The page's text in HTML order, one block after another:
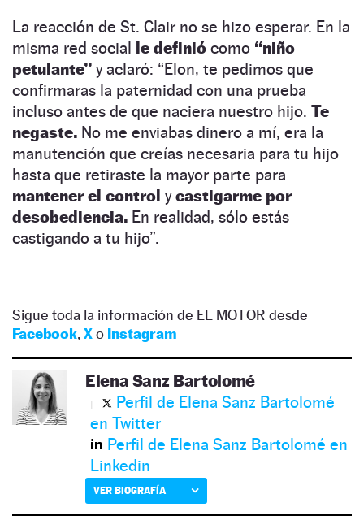
La reacción de St. Clair no se hizo esperar. En la
misma red social le definió como “niño
petulante” y aclaró: “Elon, te pedimos que
confirmaras la paternidad con una prueba
incluso antes de que naciera nuestro hijo. Te
negaste. No me enviabas dinero a mí, era la
manutención que creías necesaria para tu hijo
hasta que retiraste la mayor parte para
mantener el control ycastigarme por
desobediencia. En realidad, sólo estás
castigando a tu hijo”.
Sigue toda la información de EL MOTOR desde
Facebook, Xo Instagram
Elena Sanz Bartolomé
Perfil de Elena Sanz Bartolomé
en Twitter
Perfil de Elena Sanz Bartolomé en
Linkedin
VER BIOGRAFÍA